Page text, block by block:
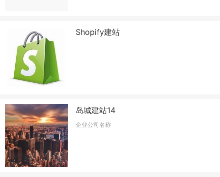
Shopify建站
岛城建站14
企业公司名称